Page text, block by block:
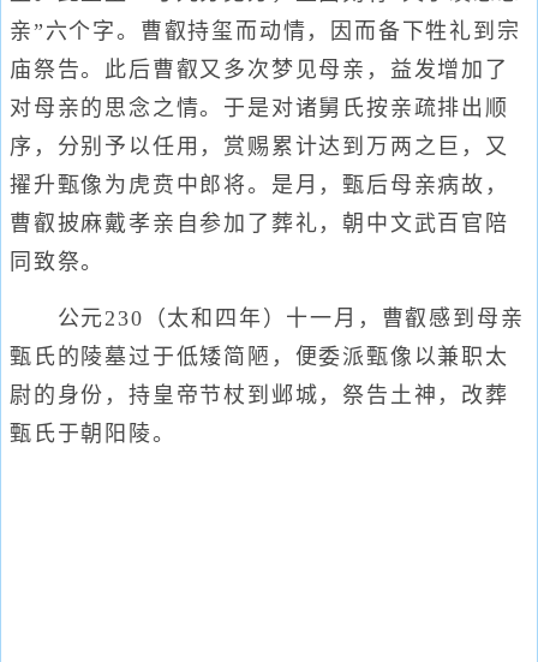
亲”六个字。曹叡持玺而动情，因而备下牲礼到宗
庙祭告。此后曹叡又多次梦见母亲，益发增加了
对母亲的思念之情。于是对诸舅氏按亲疏排出顺
序，分别予以任用，赏赐累计达到万两之巨，又
擢升甄像为虎贲中郎将。是月，甄后母亲病故，
曹叡披麻戴孝亲自参加了葬礼，朝中文武百官陪
同致祭。
公元230（太和四年）十一月，曹叡感到母亲
甄氏的陵墓过于低矮简陋，便委派甄像以兼职太
尉的身份，持皇帝节杖到邺城，祭告土神，改葬
甄氏于朝阳陵。